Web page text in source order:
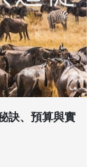
訣、預算與實